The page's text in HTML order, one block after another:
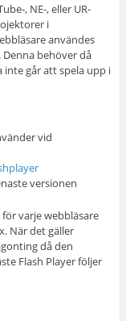
, NE-, eller UR-
i
användes
behöver då
inte går att spela upp i
vid
versionen
varje webbläsare
När det gäller
då den
Flash Player följer